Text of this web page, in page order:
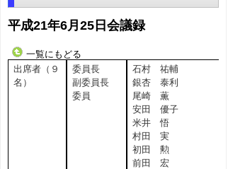
平成21年6月25日会議録
一覧にもどる
出席者（９
名）
委員長
副委員長
委員
石村 祐輔
銀杏 泰利
尾崎 薫
安田 優子
米井 悟
村田 実
初田 勲
前田 宏